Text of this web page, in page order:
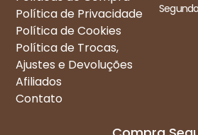
Política de Privacidade
Política de Cookies
Política de Trocas,
Ajustes e Devoluções
Afiliados
Contato